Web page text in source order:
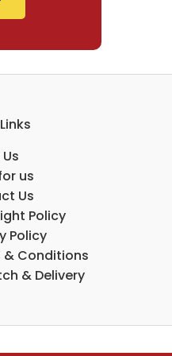
us
Us
Policy
Policy
& Conditions
& Delivery